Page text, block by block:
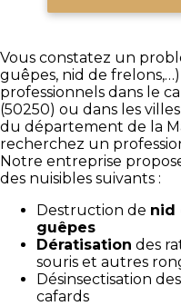
Vous constatez un
guêpes, nid de
professionnels dans le
(50250) ou dans les
du département de la
recherchez un
Notre entreprise
des nuisibles suivants :
Destruction de nid
guêpes
Dératisation des
souris et autres
Désinsectisation des
cafards